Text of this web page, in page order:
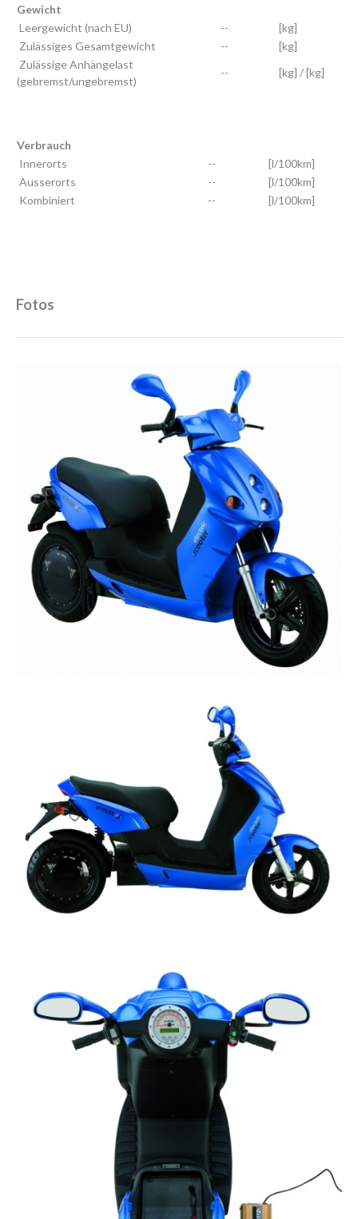
Gewicht
Leergewicht (nach EU)
--
[kg]
Zulässiges Gesamtgewicht
--
[kg]
Zulässige Anhängelast
(gebremst/ungebremst)
-- [kg] / [kg]
Verbrauch
Innerorts
--
[l/100km]
Ausserorts
--
[l/100km]
Kombiniert
-- [l/100km]
Fotos